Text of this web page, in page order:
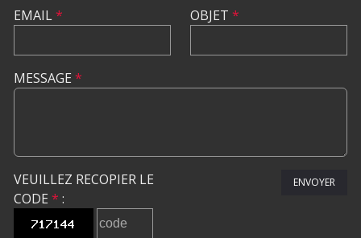
EMAIL* OBJET *
MESSAGE *
VEUILLEZ RECOPIER LE
CODE * :
ENVOYER